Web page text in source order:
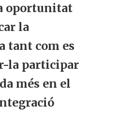
oportunitat
la
tant com es
la participar
més en el